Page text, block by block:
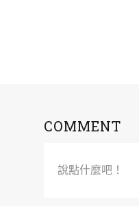
COMMENT
說點什麼吧！